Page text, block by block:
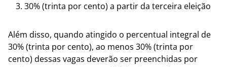
30% (trinta por cento) a partir da terceira eleição
Além disso, quando atingido o percentual integral de
30% (trinta por cento), ao menos 30% (trinta por
cento) dessas vagas deverão ser preenchidas por